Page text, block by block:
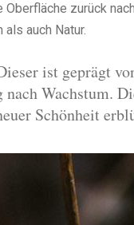
zurück
auch Natur.
ist geprägt
Wachstum.
Schönheit